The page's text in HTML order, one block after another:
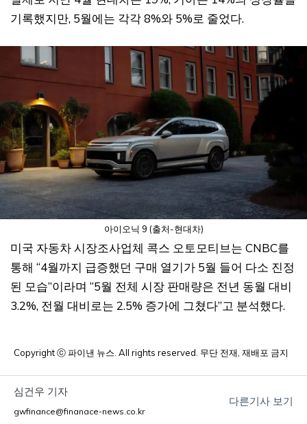
기록했지만, 5월에는 각각 8%와 5%로 줄었다.
아이오닉 9 (출처-현대차)
미국 자동차 시장조사업체 콕스 오토모티브는 CNBC를
통해 “4월까지 급증했던 구매 열기가 5월 들어 다소 진정
된 모습”이라며 “5월 전체 시장 판매량은 전년 동월 대비
3.2%, 전월 대비로는 2.5% 증가에 그쳤다”고 분석했다.
Copyright ⓒ 파이낸 뉴스. All rights reserved. 무단 전재, 재배포 금지
심건우 기자
gwfinance@finanace-news.co.kr
다른기사 보기